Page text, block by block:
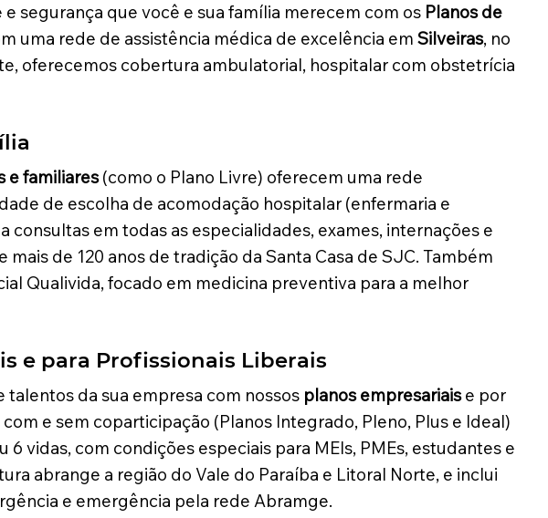
segurança que você e sua família merecem com os Planos de
uma rede de assistência médica de excelência em Silveiras, no
oferecemos cobertura ambulatorial, hospitalar com obstetrícia
e familiares(como o Plano Livre) oferecem uma rede
de escolha de acomodação hospitalar (enfermaria e
consultas em todas as especialidades, exames, internações e
mais de 120 anos de tradição da Santa Casa de SJC. Também
Qualivida, focado em medicina preventiva para a melhor
e para Profissionais Liberais
da sua empresa com nossos planos empresariaise por
e sem coparticipação (Planos Integrado, Pleno, Plus e Ideal)
6 vidas, com condições especiais para MEIs, PMEs, estudantes e
abrange a região do Vale do Paraíba e Litoral Norte, e inclui
e emergência pela rede Abramge.